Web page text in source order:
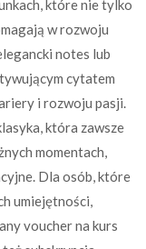
które nie tylko
w rozwoju
notes lub
cytatem
i rozwoju pasji.
która zawsze
momentach,
Dla osób, które
umiejętności,
voucher na kurs